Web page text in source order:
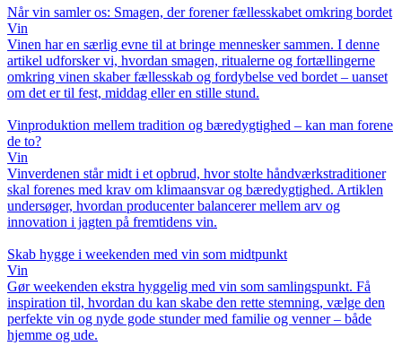
Når vin samler os: Smagen, der forener fællesskabet omkring bordet
Vin
Vinen har en særlig evne til at bringe mennesker sammen. I denne
artikel udforsker vi, hvordan smagen, ritualerne og fortællingerne
omkring vinen skaber fællesskab og fordybelse ved bordet – uanset
om det er til fest, middag eller en stille stund.
Vinproduktion mellem tradition og bæredygtighed – kan man forene
de to?
Vin
Vinverdenen står midt i et opbrud, hvor stolte håndværkstraditioner
skal forenes med krav om klimaansvar og bæredygtighed. Artiklen
undersøger, hvordan producenter balancerer mellem arv og
innovation i jagten på fremtidens vin.
Skab hygge i weekenden med vin som midtpunkt
Vin
Gør weekenden ekstra hyggelig med vin som samlingspunkt. Få
inspiration til, hvordan du kan skabe den rette stemning, vælge den
perfekte vin og nyde gode stunder med familie og venner – både
hjemme og ude.